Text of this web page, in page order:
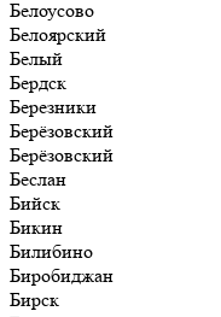
Белоусово
Белоярский
Белый
Бердск
Березники
Берёзовский
Берёзовский
Беслан
Бийск
Бикин
Билибино
Биробиджан
Бирск